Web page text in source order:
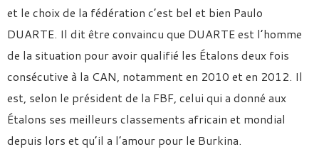
et le choix de la fédération c’est bel et bien Paulo
DUARTE. Il dit être convaincu que DUARTE est l’homme
de la situation pour avoir qualifié les Étalons deux fois
consécutive à la CAN, notamment en 2010 et en 2012. Il
est, selon le président de la FBF, celui qui a donné aux
Étalons ses meilleurs classements africain et mondial
depuis lors et qu’il a l’amour pour le Burkina.